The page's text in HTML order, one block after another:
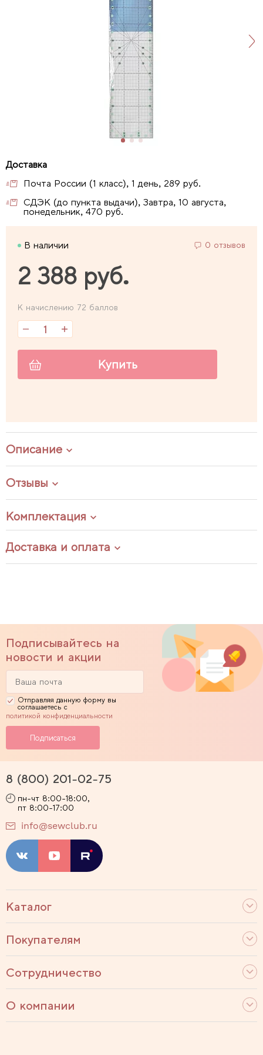
Почта России (1 класс), 1 день, 289 руб.
СДЭК (до пункта выдачи), Завтра, 10 августа,
понедельник, 470 руб.
В наличии 0 отзывов
2 388 руб.
К начислению 72 баллов
Купить
Описание
Отзывы
Комплектация
Доставка и оплата
Подписывайтесь на
новости и акции
Отправляя данную форму вы
соглашаетесь с
политикой конфиденциальности
Каталог
Покупателям
Сотрудничество
О компании
8 (800) 201-02-75
пн-чт 8:00-18:00,
пт 8:00-17:00
info@sewclub.ru